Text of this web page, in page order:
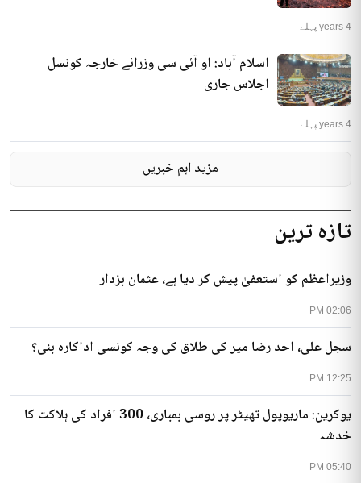
تازہ ترین
02:06 PM
وزیراعظم کو استعفیٰ پیش کر دیا ہے، عثمان بزدار
12:25 PM
سجل علی، احد رضا میر کی طلاق کی وجہ کونسی اداکارہ بنی؟
05:40 PM
یوکرین: ماریوپول تھیٹر پر روسی بمباری، 300 افراد کی ہلاکت کا
خدشہ
4 years پہلے
اسلام آباد: او آئی سی وزرائے خارجہ کونسل
اجلاس جاری
4 years پہلے
مزید اہم خبریں